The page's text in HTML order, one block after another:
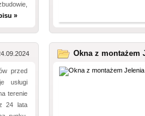
»
przed
usługi
terenie
24 lata
Okna z montażem